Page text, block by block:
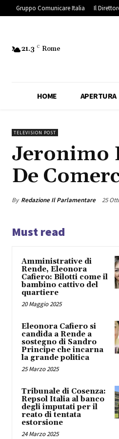
Gruppo Comunicare Italia Il
21.3 C Rome
HOME APERTURA
TELEVISION POST
Jeronimo
De
By Redazione Il Parlamentare 25
Must read
Amministrative di
Rende, Eleonora
Cafiero: Bilotti come il
bambino cattivo del
quartiere
20 Maggio 2025
Eleonora Cafiero si
candida a Rende a
sostegno di Sandro
Principe che incarna
la grande politica
25 Marzo 2025
Tribunale di Cosenza:
Repsol Italia al banco
degli imputati per il
reato di tentata
estorsione
24 Marzo 2025